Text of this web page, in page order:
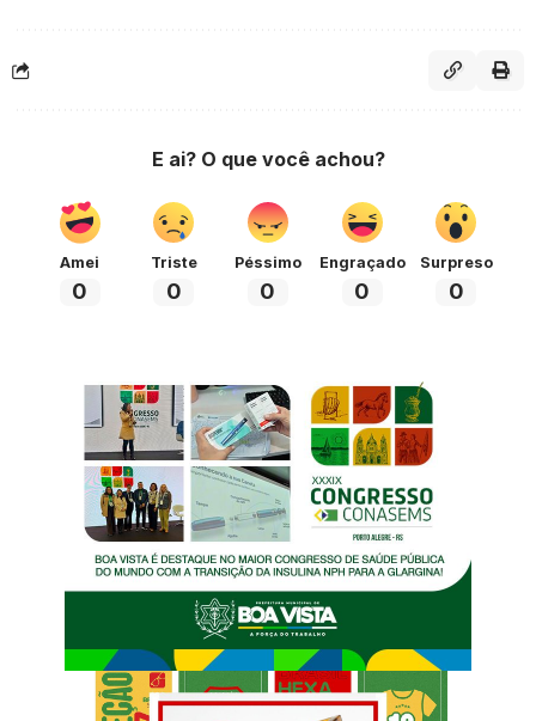
E ai? O que você achou?
Amei
0
Triste
0
Péssimo
0
Engraçado
0
Surpreso
0